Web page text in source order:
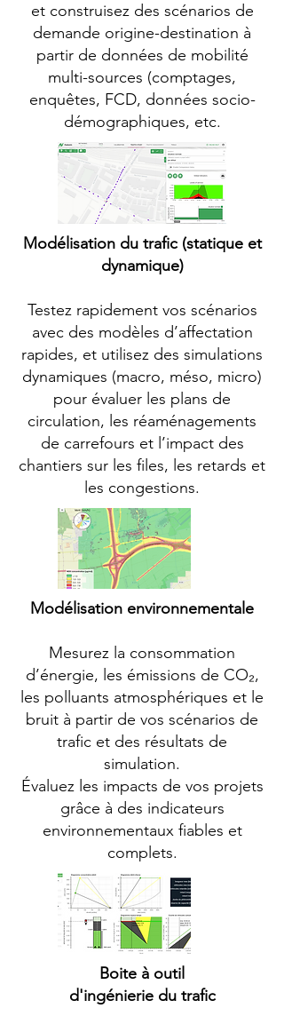
et construisez des scénarios de
demande origine-destination à
partir de données de mobilité
multi-sources (comptages,
enquêtes, FCD, données socio-
démographiques, etc.
Modélisation du trafic (statique et
dynamique)
Testez rapidement vos scénarios
avec des modèles d’affectation
rapides, et utilisez des simulations
dynamiques (macro, méso, micro)
pour évaluer les plans de
circulation, les réaménagements
de carrefours et l’impact des
chantiers sur les files, les retards et
les congestions.
Modélisation environnementale
Mesurez la consommation
d’énergie, les émissions de CO₂,
les polluants atmosphériques et le
bruit à partir de vos scénarios de
trafic et des résultats de
simulation.
Évaluez les impacts de vos projets
grâce à des indicateurs
environnementaux fiables et
complets.
Boite à outil
d'ingénierie du trafic